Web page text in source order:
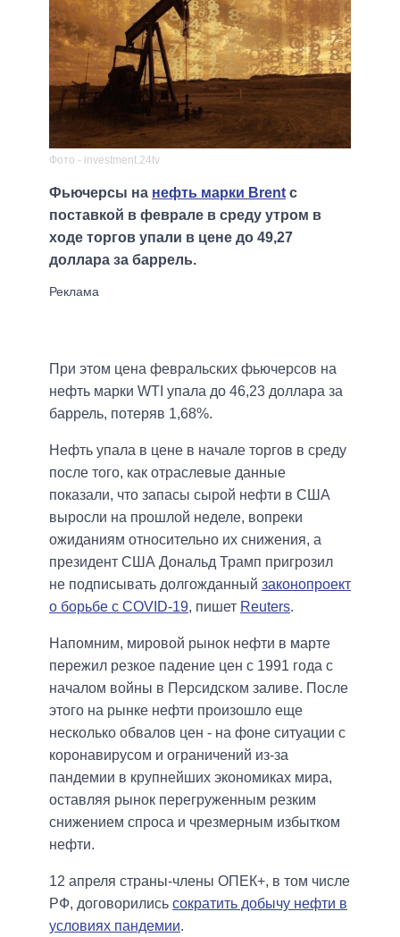
Фото - investment.24tv
Фьючерсы на нефть марки Brent с
поставкой в феврале в среду утром в
ходе торгов упали в цене до 49,27
доллара за баррель.
При этом цена февральских фьючерсов на
нефть марки WTI упала до 46,23 доллара за
баррель, потеряв 1,68%.
Нефть упала в цене в начале торгов в среду
после того, как отраслевые данные
показали, что запасы сырой нефти в США
выросли на прошлой неделе, вопреки
ожиданиям относительно их снижения, а
президент США Дональд Трамп пригрозил
не подписывать долгожданный законопроект
о борьбе с COVID-19, пишет Reuters.
Напомним, мировой рынок нефти в марте
пережил резкое падение цен с 1991 года с
началом войны в Персидском заливе. После
этого на рынке нефти произошло еще
несколько обвалов цен - на фоне ситуации с
коронавирусом и ограничений из-за
пандемии в крупнейших экономиках мира,
оставляя рынок перегруженным резким
снижением спроса и чрезмерным избытком
нефти.
12 апреля страны-члены ОПЕК+, в том числе
РФ, договорились сократить добычу нефти в
условиях пандемии.